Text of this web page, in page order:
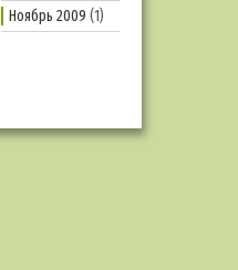
Ноябрь 2009 (1)